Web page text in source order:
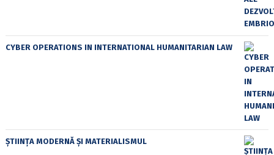
CYBER OPERATIONS IN INTERNATIONAL HUMANITARIAN LAW
ȘTIINȚA MODERNĂ ȘI MATERIALISMUL